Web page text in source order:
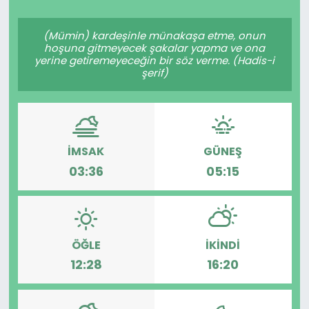
(Mümin) kardeşinle münakaşa etme, onun
hoşuna gitmeyecek şakalar yapma ve ona
yerine getiremeyeceğin bir söz verme. (Hadis-i
şerif)
İMSAK
03:36
GÜNEŞ
05:15
ÖĞLE
12:28
İKINDI
16:20
Teknoloji
Resmi İlanlar
Yaşam
Künye
Gizlilik Sözleşmesi
İletişim